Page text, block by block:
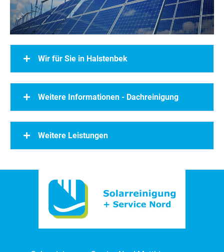
Wir für Sie in Halstenbek
Weitere Informationen - Dachreinigung
Weitere Leistungen